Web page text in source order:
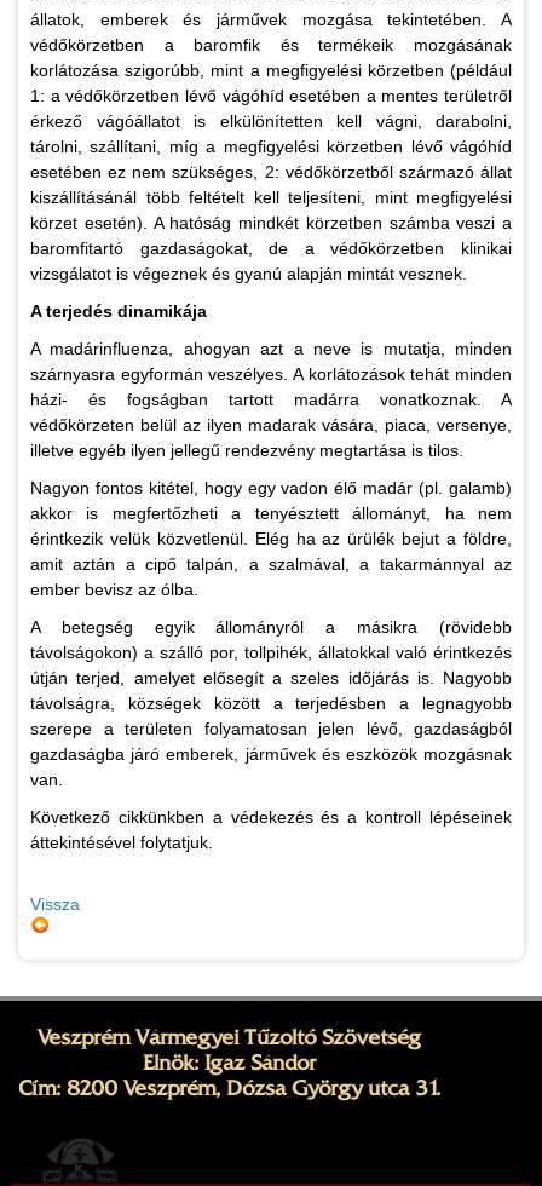
állatok, emberek és járművek mozgása tekintetében. A
védőkörzetben a baromfik és termékeik mozgásának
korlátozása szigorúbb, mint a megfigyelési körzetben (például
1: a védőkörzetben lévő vágóhíd esetében a mentes területről
érkező vágóállatot is elkülönítetten kell vágni, darabolni,
tárolni, szállítani, míg a megfigyelési körzetben lévő vágóhíd
esetében ez nem szükséges, 2: védőkörzetből származó állat
kiszállításánál több feltételt kell teljesíteni, mint megfigyelési
körzet esetén). A hatóság mindkét körzetben számba veszi a
baromfitartó gazdaságokat, de a védőkörzetben klinikai
vizsgálatot is végeznek és gyanú alapján mintát vesznek.
A terjedés dinamikája
A madárinfluenza, ahogyan azt a neve is mutatja, minden
szárnyasra egyformán veszélyes. A korlátozások tehát minden
házi- és fogságban tartott madárra vonatkoznak. A
védőkörzeten belül az ilyen madarak vására, piaca, versenye,
illetve egyéb ilyen jellegű rendezvény megtartása is tilos.
Nagyon fontos kitétel, hogy egy vadon élő madár (pl. galamb)
akkor is megfertőzheti a tenyésztett állományt, ha nem
érintkezik velük közvetlenül. Elég ha az ürülék bejut a földre,
amit aztán a cipő talpán, a szalmával, a takarmánnyal az
ember bevisz az ólba.
A betegség egyik állományról a másikra (rövidebb
távolságokon) a szálló por, tollpihék, állatokkal való érintkezés
útján terjed, amelyet elősegít a szeles időjárás is. Nagyobb
távolságra, községek között a terjedésben a legnagyobb
szerepe a területen folyamatosan jelen lévő, gazdaságból
gazdaságba járó emberek, járművek és eszközök mozgásnak
van.
Következő cikkünkben a védekezés és a kontroll lépéseinek
áttekintésével folytatjuk.
Vissza
Veszprém Vármegyei Tűzoltó Szövetség
Elnök: Igaz Sándor
Cím: 8200 Veszprém, Dózsa György utca 31.